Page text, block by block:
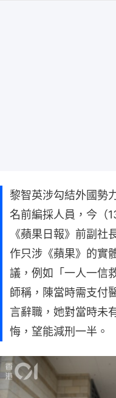
黎智英涉勾結外國勢
名前編採人員，今（
《蘋果日報》前副社
作只涉《蘋果》的實
議，例如「一人一信
師稱，陳當時需支付
言辭職，她對當時未
悔，望能減刑一半。